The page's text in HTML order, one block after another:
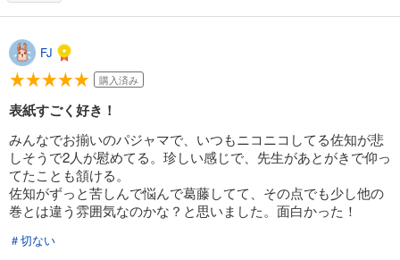
FJ
購入済み
表紙すごく好き！
みんなでお揃いのパジャマで、いつもニコニコしてる佐知が悲
しそうで2人が慰めてる。珍しい感じで、先生があとがきで仰っ
てたことも頷ける。
佐知がずっと苦しんで悩んで葛藤してて、その点でも少し他の
巻とは違う雰囲気なのかな？と思いました。面白かった！
＃切ない